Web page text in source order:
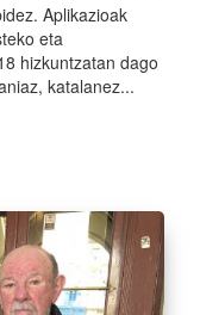
Aplikazioak
eta
hizkuntzatan dago
katalanez...